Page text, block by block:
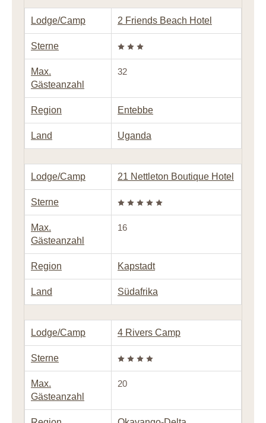
Lodge/Camp 2 Friends Beach Hotel
Sterne
Max.
Gästeanzahl
32
Region Entebbe
Land Uganda
Lodge/Camp 21 Nettleton Boutique Hotel
Sterne
Max.
Gästeanzahl
16
Region Kapstadt
Land Südafrika
Lodge/Camp 4 Rivers Camp
Sterne
Max.
Gästeanzahl
20